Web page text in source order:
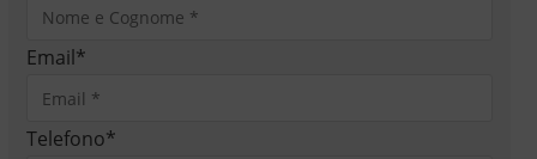
Email*
Telefono*